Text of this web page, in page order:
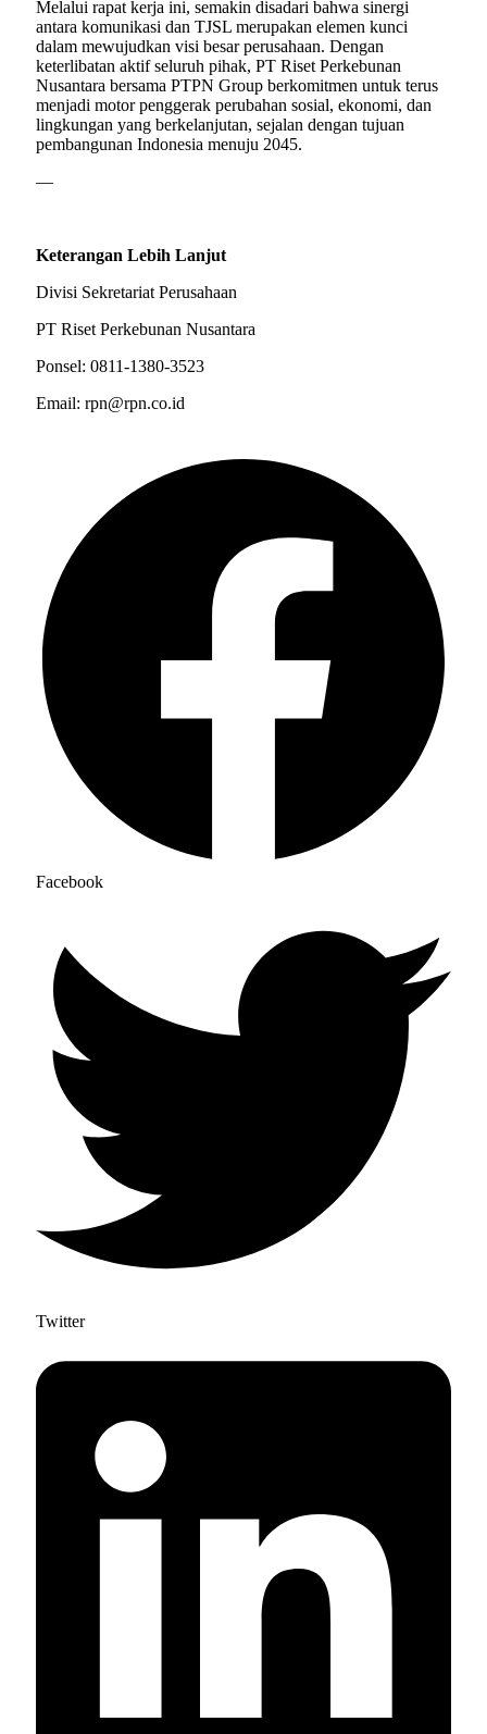
Melalui rapat kerja ini, semakin disadari bahwa sinergi
antara komunikasi dan TJSL merupakan elemen kunci
dalam mewujudkan visi besar perusahaan. Dengan
keterlibatan aktif seluruh pihak, PT Riset Perkebunan
Nusantara bersama PTPN Group berkomitmen untuk terus
menjadi motor penggerak perubahan sosial, ekonomi, dan
lingkungan yang berkelanjutan, sejalan dengan tujuan
pembangunan Indonesia menuju 2045.
—
Keterangan Lebih Lanjut
Divisi Sekretariat Perusahaan
PT Riset Perkebunan Nusantara
Ponsel: 0811-1380-3523
Email: rpn@rpn.co.id
Facebook
Twitter